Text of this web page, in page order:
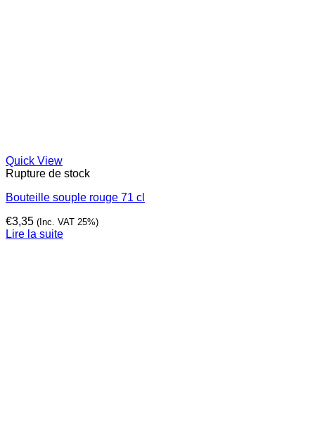
Quick View
Rupture de stock
Bouteille souple rouge 71 cl
€3,35 (Inc. VAT 25%)
Lire la suite